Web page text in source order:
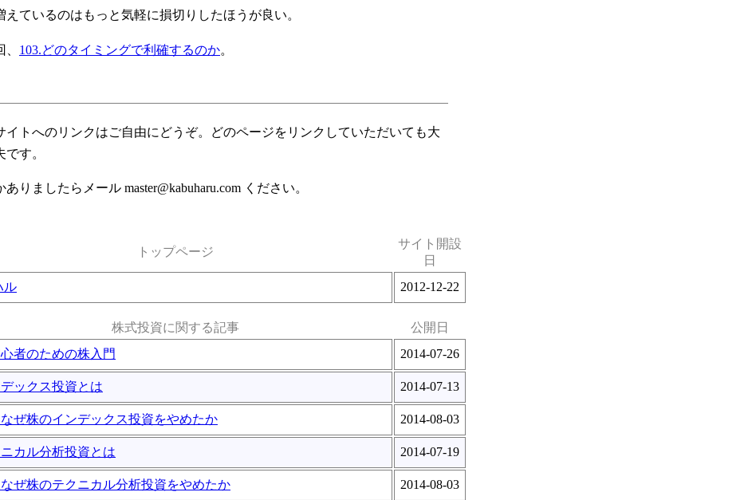
えているのはもっと気軽に損切りしたほうが良い。
103.どのタイミングで利確するのか。
イトへのリンクはご自由にどうぞ。どのページをリンクしていただいても大
です。
ありましたらメール master@kabuharu.com ください。
トップページ
サイト開設
日
ル
2012-12-22
株式投資に関する記事
公開日
者のための株入門
2014-07-26
ックス投資とは 2014-07-13
ぜ株のインデックス投資をやめたか 2014-08-03
カル分析投資とは 2014-07-19
ぜ株のテクニカル分析投資をやめたか 2014-08-03